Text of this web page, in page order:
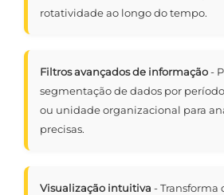
rotatividade ao longo do tempo.
Filtros avançados de informação-
segmentação de dados por
ou unidade organizacional para
precisas.
Visualização intuitiva - Transforma